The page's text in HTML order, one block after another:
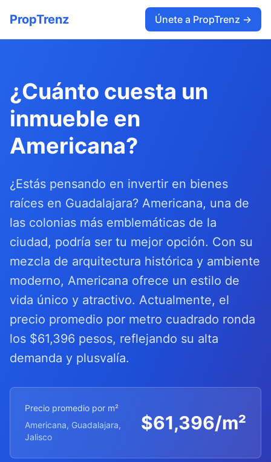
PropTrenz Únete a PropTrenz →
¿Cuánto cuesta un
inmueble en
Americana?
¿Estás pensando en invertir en bienes
raíces en Guadalajara? Americana, una de
las colonias más emblemáticas de la
ciudad, podría ser tu mejor opción. Con su
mezcla de arquitectura histórica y ambiente
moderno, Americana ofrece un estilo de
vida único y atractivo. Actualmente, el
precio promedio por metro cuadrado ronda
los $61,396 pesos, reflejando su alta
demanda y plusvalía.
Precio promedio por m²
Americana, Guadalajara,
Jalisco
$61,396/m²